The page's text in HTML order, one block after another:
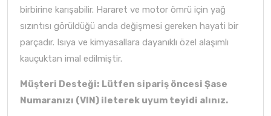
birbirine karışabilir. Hararet ve motor ömrü için yağ
sızıntısı görüldüğü anda değişmesi gereken hayati bir
parçadır. Isıya ve kimyasallara dayanıklı özel alaşımlı
kauçuktan imal edilmiştir.
Müşteri Desteği: Lütfen sipariş öncesi Şase
Numaranızı (VIN) ileterek uyum teyidi alınız.